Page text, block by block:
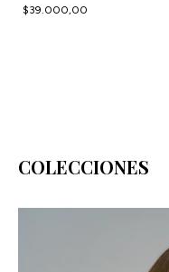
$39.000,00
COLECCIONES